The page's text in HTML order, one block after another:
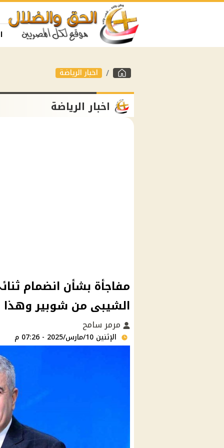
اخبار الرياضة
اخبار الرياضة
مفاجأة بشأن انضمام
الشيبى من شوبير وهذا
مرمر سامح
الإثنين 10/مارس/2025 - 07:26 م